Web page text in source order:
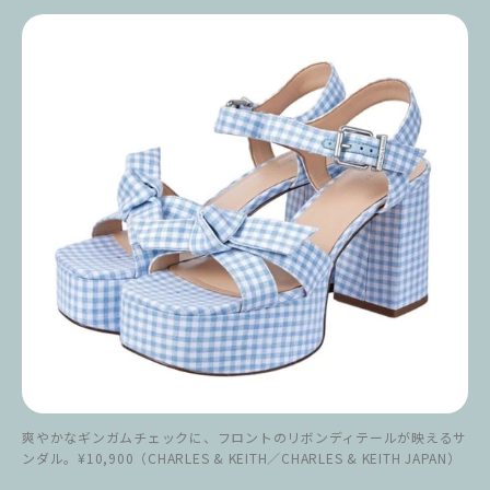
爽やかなギンガムチェックに、フロントのリボンディテールが映えるサ
ンダル。¥10,900（CHARLES & KEITH／CHARLES & KEITH JAPAN）